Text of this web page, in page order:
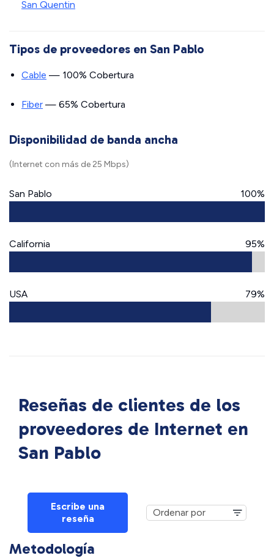
San Quentin
Tipos de proveedores en San Pablo
Cable — 100% Cobertura
Fiber — 65% Cobertura
Disponibilidad de banda ancha
(Internet con más de 25 Mbps)
San Pablo 100%
California 95%
USA 79%
Reseñas de clientes de los
proveedores de Internet en
San Pablo
Escribe una
reseña
Metodología